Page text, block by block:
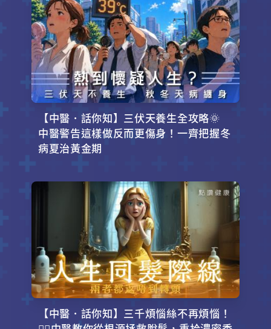
【中醫．話你知】三伏天養生全攻略🌞
中醫警告這樣做反而更傷身！一齊把握冬
病夏治黃金期
【中醫．話你知】三千煩惱絲不再煩惱！